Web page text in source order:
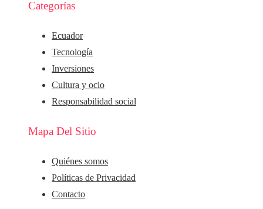
Categorías
Ecuador
Tecnología
Inversiones
Cultura y ocio
Responsabilidad social
Mapa Del Sitio
Quiénes somos
Políticas de Privacidad
Contacto